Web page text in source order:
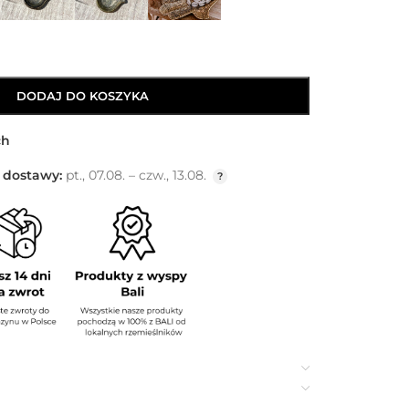
DODAJ DO KOSZYKA
pt., 07.08. – czw., 13.08.